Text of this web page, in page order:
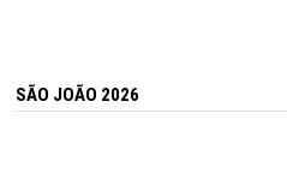
SÃO JOÃO 2026